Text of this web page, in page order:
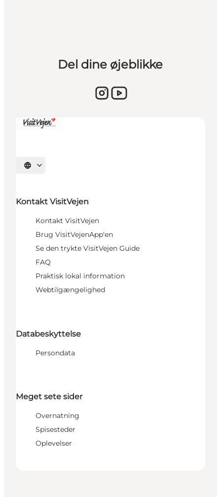
Del dine øjeblikke
Vælg sprog
Kontakt VisitVejen
Kontakt VisitVejen
Brug VisitVejenApp'en
Se den trykte VisitVejen Guide
FAQ
Praktisk lokal information
Webtilgængelighed
Databeskyttelse
Persondata
Meget sete sider
Overnatning
Spisesteder
Oplevelser